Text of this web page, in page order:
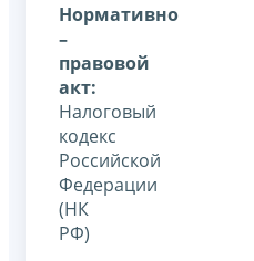
Нормативно
–
правовой
акт:
Налоговый
кодекс
Российской
Федерации
(НК
РФ)